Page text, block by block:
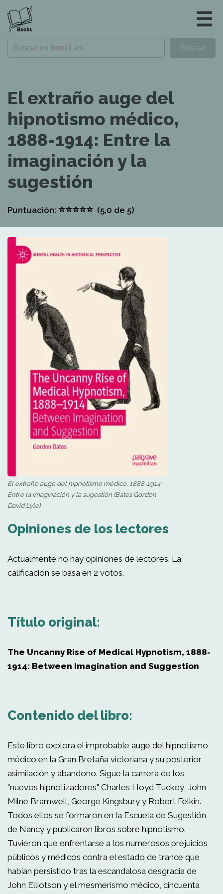
☰
El extraño auge del
hipnotismo médico,
1888-1914: Entre la
imaginación y la
sugestión
Puntuación: ⭐⭐⭐⭐⭐(5,0 de 5)
El extraño auge del hipnotismo médico, 1888-1914:
Entre la imaginación y la sugestión (Bates Gordon
David Lyle)
Opiniones de los lectores
Actualmente no hay opiniones de lectores. La
calificación se basa en 2 votos.
Título original:
The Uncanny Rise of Medical Hypnotism, 1888-
1914: Between Imagination and Suggestion
Contenido del libro:
Este libro explora el improbable auge del hipnotismo
médico en la Gran Bretaña victoriana y su posterior
asimilación y abandono. Sigue la carrera de los
"nuevos hipnotizadores" Charles Lloyd Tuckey, John
Milne Bramwell, George Kingsbury y Robert Felkin.
Todos ellos se formaron en la Escuela de Sugestión
de Nancy y publicaron libros sobre hipnotismo.
Tuvieron que enfrentarse a los numerosos prejuicios
públicos y médicos contra el estado de trance que
habían persistido tras la escandalosa desgracia de
John Elliotson y el mesmerismo médico, cincuenta